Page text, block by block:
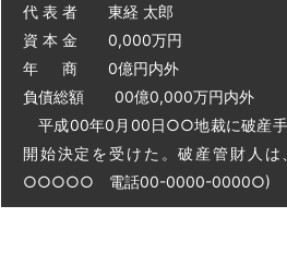
代 表 者 東経 太郎
資 本 金 0,000万円
年 商 0億円内外
負債総額 00億0,000万円内外
平成00年0月00日○○地裁に破産手
開始決定を受けた。破産管財
○○○○○ 電話00-0000-0000○)